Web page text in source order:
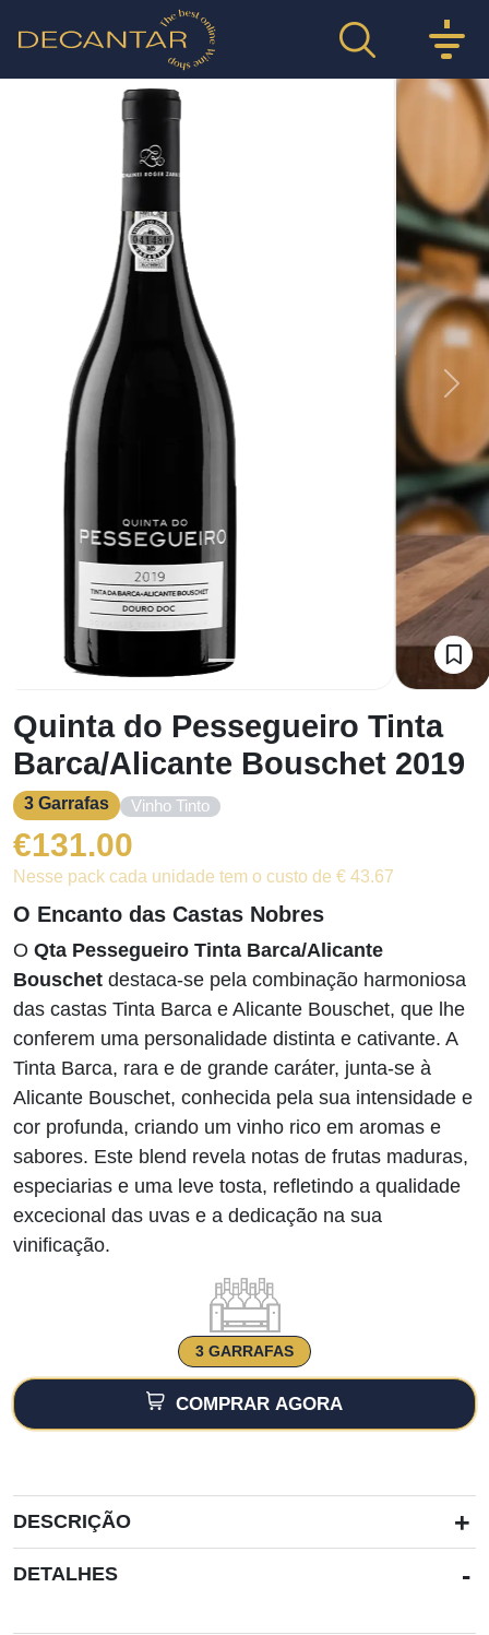
Previous
Quinta do Pessegueiro Tinta
Barca/Alicante Bouschet 2019
3 Garrafas Vinho Tinto
€131.00
Nesse pack cada unidade tem o custo de € 43.67
O Encanto das Castas Nobres
O Qta Pessegueiro Tinta Barca/Alicante
Bouschet destaca-se pela combinação harmoniosa
das castas Tinta Barca e Alicante Bouschet, que lhe
conferem uma personalidade distinta e cativante. A
Tinta Barca, rara e de grande caráter, junta-se à
Alicante Bouschet, conhecida pela sua intensidade e
cor profunda, criando um vinho rico em aromas e
sabores. Este blend revela notas de frutas maduras,
especiarias e uma leve tosta, refletindo a qualidade
excecional das uvas e a dedicação na sua
vinificação.
3 GARRAFAS
COMPRAR AGORA
DESCRIÇÃO +
DETALHES -